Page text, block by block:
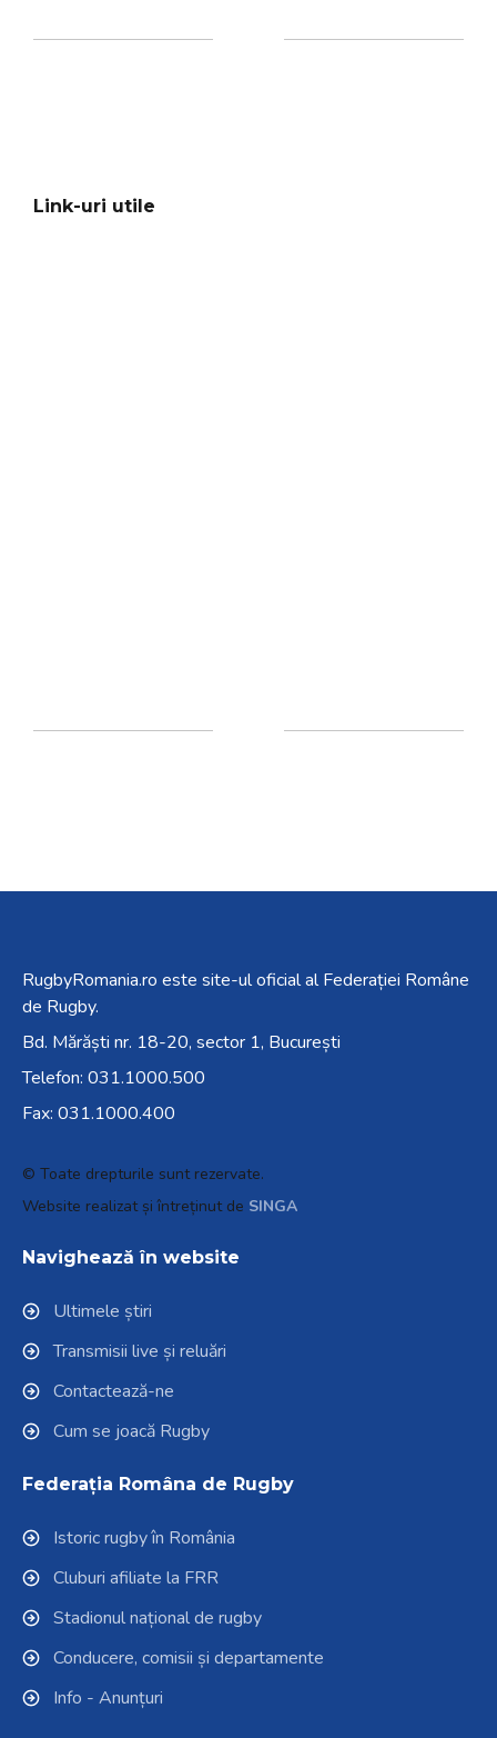
Link-uri utile
RugbyRomania.ro este site-ul oficial al Federației Române
de Rugby.
Bd. Mărăști nr. 18-20, sector 1, București
Telefon: 031.1000.500
Fax: 031.1000.400
© Toate drepturile sunt rezervate.
Website realizat și întreținut de SINGA
Navighează în website
Ultimele știri
Transmisii live și reluări
Contactează-ne
Cum se joacă Rugby
Federația Româna de Rugby
Istoric rugby în România
Cluburi afiliate la FRR
Stadionul național de rugby
Conducere, comisii și departamente
Info - Anunțuri